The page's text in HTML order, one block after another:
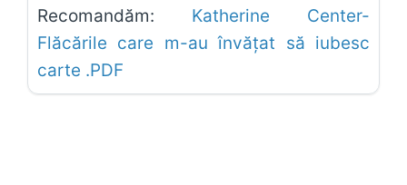
Recomandăm: Katherine Center-
Flăcările care m-au învățat să iubesc
carte .PDF